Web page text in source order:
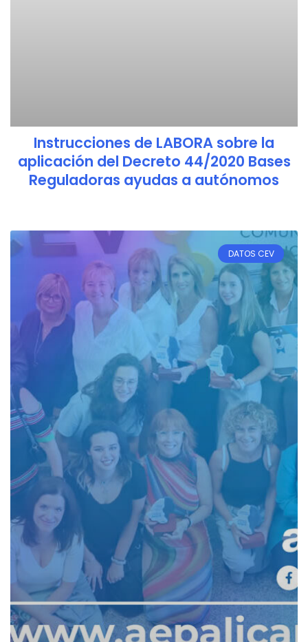
Instrucciones de LABORA sobre la
aplicación del Decreto 44/2020 Bases
Reguladoras ayudas a autónomos
DATOS CEV